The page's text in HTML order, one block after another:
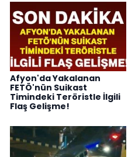
Afyon'da Yakalanan
FETÖ'nün Suikast
Timindeki Teröristle İlgili
Flaş Gelişme!